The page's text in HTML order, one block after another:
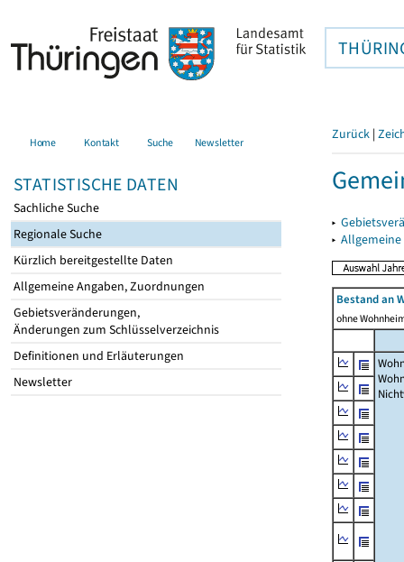
Home Kontakt Suche Newsletter
STATISTISCHE DATEN
Sachliche Suche
Regionale Suche
Kürzlich bereitgestellte Daten
Allgemeine Angaben, Zuordnungen
Gebietsveränderungen,
Änderungen zum Schlüsselverzeichnis
Definitionen und Erläuterungen
Newsletter
Zurück |
▸
▸
Bestand an
ohne